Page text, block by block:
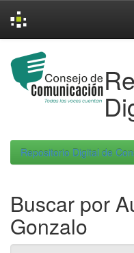
navigation
Repositorio Digital de
Buscar por
Gonzalo